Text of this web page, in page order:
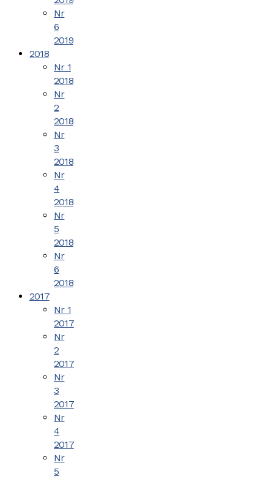
Nr
6
2019
2018
Nr 1
2018
Nr
2
2018
Nr
3
2018
Nr
4
2018
Nr
5
2018
Nr
6
2018
2017
Nr 1
2017
Nr
2
2017
Nr
3
2017
Nr
4
2017
Nr
5